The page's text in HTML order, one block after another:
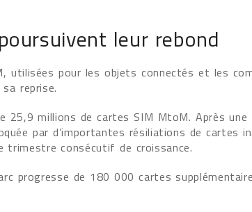
leur rebond
utilisées pour les objets connectés et les
reprise.
25,9 millions de cartes SIM MtoM. Après
par d’importantes résiliations de cartes
trimestre consécutif de croissance.
progresse de 180 000 cartes